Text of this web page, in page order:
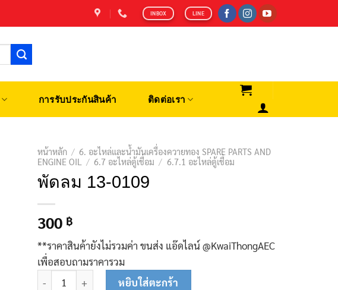
INBOX LINE
การรับประกันสินค้า ติดต่อเรา
หน้าหลัก / 6. อะไหล่และน้ำมันเครื่องควายทอง SPARE PARTS AND
ENGINE OIL
/ 6.7 อะไหล่ตู้เชื่อม / 6.7.1 อะไหล่ตู้เชื่อม
พัดลม 13-0109
300 ฿
**ราคาสินค้ายังไม่รวมค่า ขนส่ง แอ๊ดไลน์ @KwaiThongAEC
เพื่อสอบถามราคารวม
จำนวน พัดลม 13-0109 ชิ้นหยิบใส่ตะกร้า